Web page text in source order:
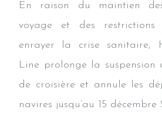
En raison du maintien
voyage et des restrictions
enrayer la crise sanitaire,
Line prolonge la suspension
de croisière et annule les
navires jusqu’au 15 décembre